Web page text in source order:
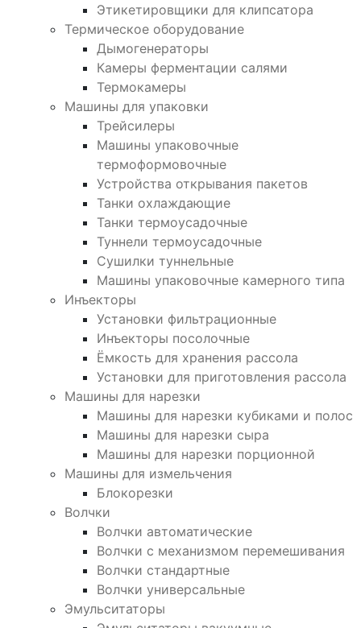
Этикетировщики для клипсатора
Термическое оборудование
Дымогенераторы
Камеры ферментации салями
Термокамеры
Машины для упаковки
Трейсилеры
Машины упаковочные
термоформовочные
Устройства открывания пакетов
Танки охлаждающие
Танки термоусадочные
Туннели термоусадочные
Сушилки туннельные
Машины упаковочные камерного типа
Инъекторы
Установки фильтрационные
Инъекторы посолочные
Ёмкость для хранения рассола
Установки для приготовления рассола
Машины для нарезки
Машины для нарезки кубиками и полос
Машины для нарезки сыра
Машины для нарезки порционной
Машины для измельчения
Блокорезки
Волчки
Волчки автоматические
Волчки с механизмом перемешивания
Волчки стандартные
Волчки универсальные
Эмульситаторы